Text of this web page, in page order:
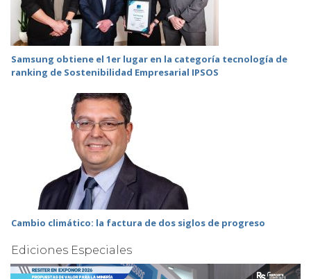
Samsung obtiene el 1er lugar en la categoría tecnología de
ranking de Sostenibilidad Empresarial IPSOS
Cambio climático: la factura de dos siglos de progreso
Ediciones Especiales